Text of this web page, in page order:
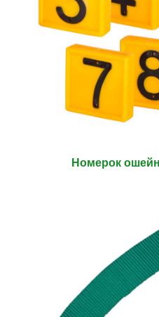
Номерок